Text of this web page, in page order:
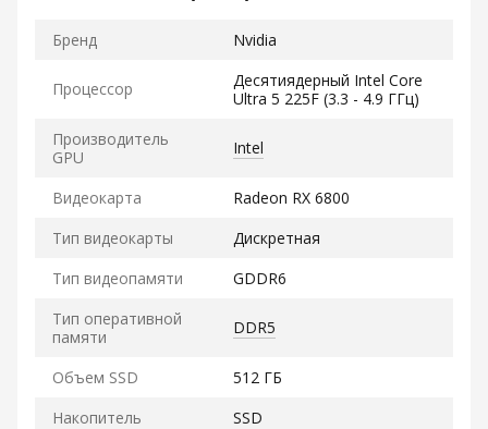
Бренд Nvidia
Процессор
Десятиядерный Intel Core
Ultra 5 225F (3.3 - 4.9 ГГц)
Производитель
GPU
Intel
Видеокарта
Radeon RX 6800
Тип видеокарты
Дискретная
Тип видеопамяти
GDDR6
Тип оперативной
памяти
DDR5
Объем SSD
512 ГБ
Накопитель
SSD